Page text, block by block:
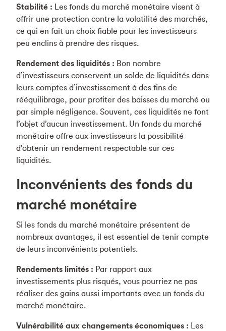
Stabilité : Les fonds du marché monétaire visent à
offrir une protection contre la volatilité des marchés,
ce qui en fait un choix fiable pour les investisseurs
peu enclins à prendre des risques.
Rendement des liquidités : Bon nombre
d’investisseurs conservent un solde de liquidités dans
leurs comptes d’investissement à des fins de
rééquilibrage, pour profiter des baisses du marché ou
par simple négligence. Souvent, ces liquidités ne font
l’objet d’aucun investissement. Un fonds du marché
monétaire offre aux investisseurs la possibilité
d’obtenir un rendement respectable sur ces
liquidités.
Inconvénients des fonds du
marché monétaire
Si les fonds du marché monétaire présentent de
nombreux avantages, il est essentiel de tenir compte
de leurs inconvénients potentiels.
Rendements limités : Par rapport aux
investissements plus risqués, vous pourriez ne pas
réaliser des gains aussi importants avec un fonds du
marché monétaire.
Vulnérabilité aux changements économiques : Les